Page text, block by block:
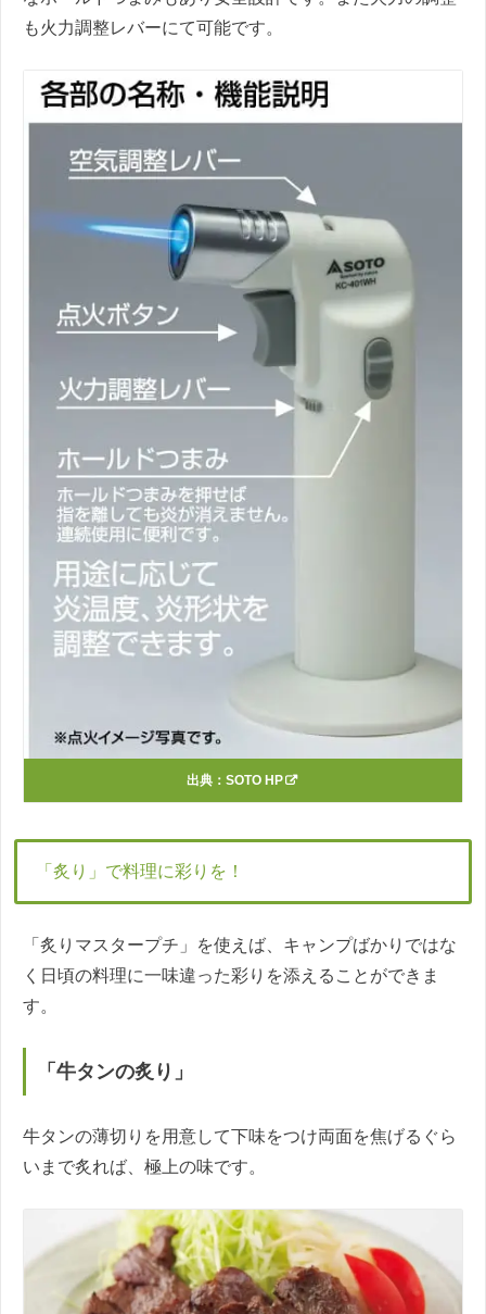
も火力調整レバーにて可能です。
出典： SOTO HP
「炙り」で料理に彩りを！
「炙りマスタープチ」を使えば、キャンプばかりではな
く日頃の料理に一味違った彩りを添えることができま
す。
「牛タンの炙り」
牛タンの薄切りを用意して下味をつけ両面を焦げるぐら
いまで炙れば、極上の味です。